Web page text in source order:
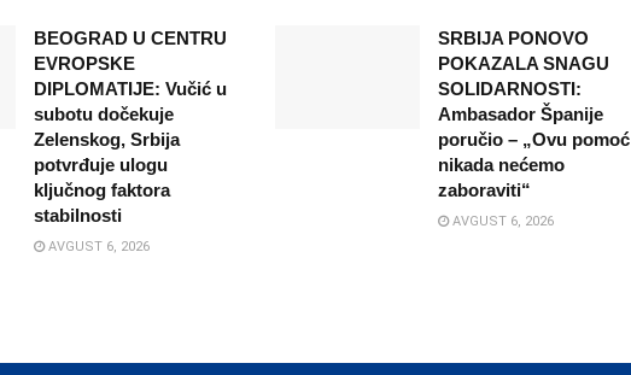
BEOGRAD U CENTRU
EVROPSKE
DIPLOMATIJE: Vučić u
subotu dočekuje
Zelenskog, Srbija
potvrđuje ulogu
ključnog faktora
stabilnosti
AVGUST 6, 2026
SRBIJA PONOVO
POKAZALA SNAGU
SOLIDARNOSTI:
Ambasador Španije
poručio – „Ovu pomoć
nikada nećemo
zaboraviti“
AVGUST 6, 2026